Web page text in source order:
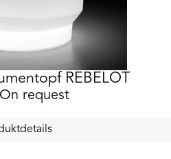
REBELOT
On request